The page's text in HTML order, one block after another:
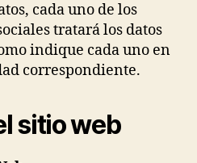
cada uno de los
tratará los datos
indique cada uno en
correspondiente.
sitio web